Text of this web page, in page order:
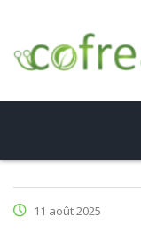
11 août 2025